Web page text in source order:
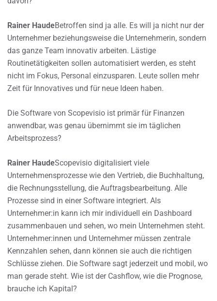
Rainer HaudeBetroffen sind ja alle. Es will ja nicht nur der
Unternehmer beziehungsweise die Unternehmerin, sondern
das ganze Team innovativ arbeiten. Lästige
Routinetätigkeiten sollen automatisiert werden, es steht
nicht im Fokus, Personal einzusparen. Leute sollen mehr
Zeit für Innovatives und für neue Ideen haben.
Die Software von Scopevisio ist primär für Finanzen
anwendbar, was genau übernimmt sie im täglichen
Arbeitsprozess?
Rainer HaudeScopevisio digitalisiert viele
Unternehmensprozesse wie den Vertrieb, die Buchhaltung,
die Rechnungsstellung, die Auftragsbearbeitung. Alle
Prozesse sind in einer Software integriert. Als
Unternehmer:in kann ich mir individuell ein Dashboard
zusammenbauen und sehen, wo mein Unternehmen steht.
Unternehmer:innen und Unternehmer müssen zentrale
Kennzahlen sehen, dann können sie auch die richtigen
Schlüsse ziehen. Die Software sagt jederzeit und mobil, wo
man gerade steht. Wie ist der Cashflow, wie die Prognose,
brauche ich Kapital?